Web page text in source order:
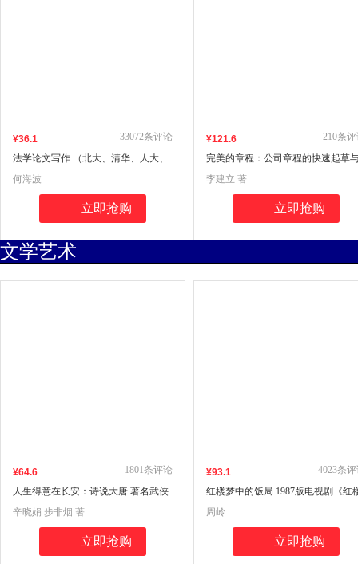
¥36.1
法学论文写作 （北大、清华、人大、
复旦、交大五大法学院院长共同推
荐！清华大学法学院何海波教授作
33072条评论
何海波
立即抢购
¥121.6
完美的章程：公司章程的快速起草
完美设计（第二版）
210条
李建立 著
立即抢购
文学艺术
¥64.6
人生得意在长安：诗说大唐 著名武侠
作家辛晓娟 步非烟 作品 启笛丛书
1801条评论
辛晓娟 步非烟 著
立即抢购
¥93.1
红楼梦中的饭局 1987版电视剧《红
梦》编剧周岭 关于红楼美食作品 启
丛书
4023条
周岭
立即抢购